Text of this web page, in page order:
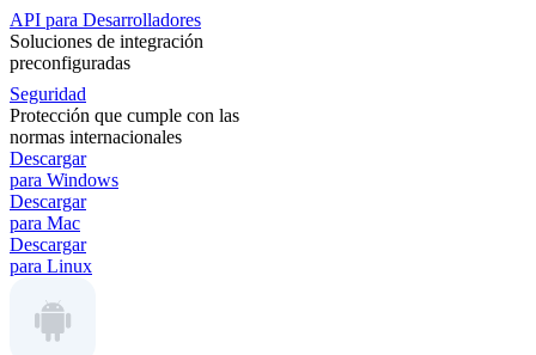
API para Desarrolladores
Soluciones de integración
preconfiguradas
Seguridad
Protección que cumple con las
normas internacionales
Descargar
para Windows
Descargar
para Mac
Descargar
para Linux